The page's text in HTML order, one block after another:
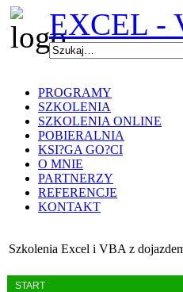
EXCEL -
PROGRAMY
SZKOLENIA
SZKOLENIA ONLINE
POBIERALNIA
KSI?GA GO?CI
O MNIE
PARTNERZY
REFERENCJE
KONTAKT
Szkolenia Excel i VBA z
START